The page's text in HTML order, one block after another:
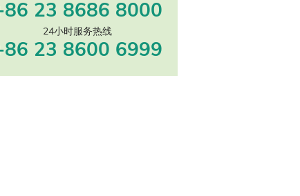
23 8686 8000
24小时服务热线
23 8600 6999